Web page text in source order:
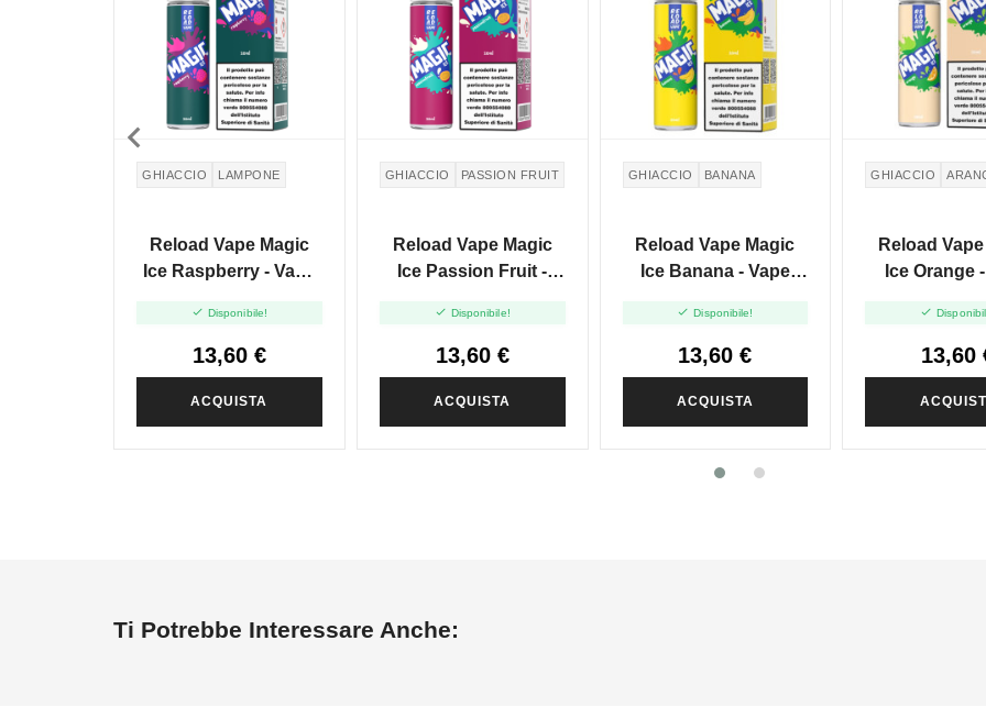
GHIACCIO LAMPONE
Reload Vape Magic
Ice Raspberry - Vape
 Disponibile!
13,60 €
ACQUISTA
GHIACCIO PASSION FRUIT
Reload Vape Magic
Ice Passion Fruit -
 Disponibile!
13,60 €
ACQUISTA
GHIACCIO BANANA
Reload Vape Magic
Ice Banana - Vape
 Disponibile!
13,60 €
ACQUISTA
GHIACCIO
Reload
Ice Orange

13,60

Ti Potrebbe Interessare Anche: